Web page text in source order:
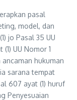
pasal
model, dan
jo Pasal 35 UU
UU Nomor 1
hukuman
sarana tempat
607 ayat (1) huruf
Penyesuaian